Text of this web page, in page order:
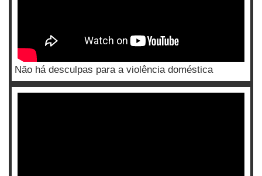
Não há desculpas para a violência doméstica